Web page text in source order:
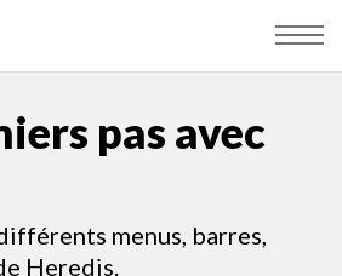
pas avec
menus, barres,
Heredis.